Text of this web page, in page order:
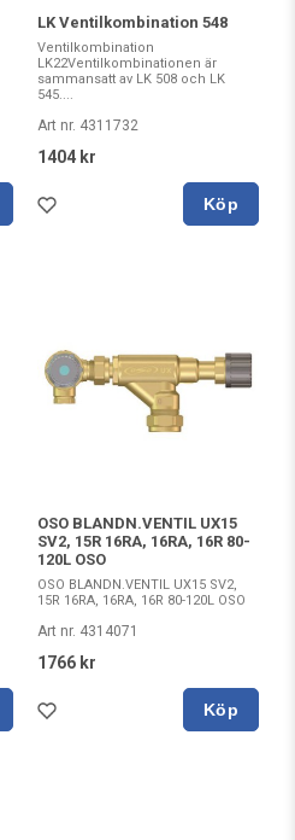
LK Ventilkombination 548
Ventilkombination
LK22Ventilkombinationen är
sammansatt av LK 508 och LK
545....
Art nr. 4311732
1404 kr
Köp
OSO BLANDN.VENTIL UX15
SV2, 15R 16RA, 16RA, 16R 80-
120L OSO
OSO BLANDN.VENTIL UX15 SV2,
15R 16RA, 16RA, 16R 80-120L OSO
Art nr. 4314071
1766 kr
Köp